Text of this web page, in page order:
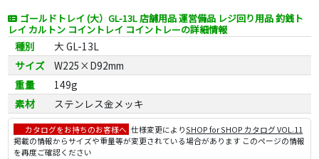
ゴールドトレイ (大）GL-13L 店舗用品 運営備品 レジ回り用品 釣銭ト
レイ カルトン コイントレイ コイントレーの詳細情報
種別
大 GL-13L
サイズ
W225×D92mm
重量
149g
素材
ステンレス金メッキ
カタログをお持ちのお客様へ 仕様変更によりSHOP for SHOP カタログ VOL.11
掲載の情報からサイズや重量等が変更されている場合があります このページの情報
を再度ご確認ください